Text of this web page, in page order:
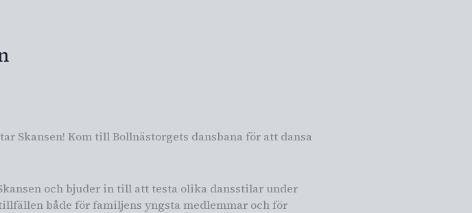
Skansen! Kom till Bollnästorgets dansbana för att dansa
och bjuder in till att testa olika dansstilar under
både för familjens yngsta medlemmar och för